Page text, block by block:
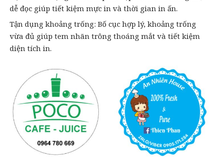
dễ đọc giúp tiết kiệm mực in và thời gian in ấn.
Tận dụng khoảng trống: Bố cục hợp lý, khoảng trống
vừa đủ giúp tem nhãn trông thoáng mắt và tiết kiệm
diện tích in.